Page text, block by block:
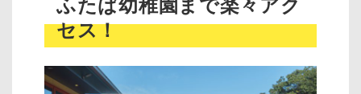
ふたば幼稚園まで楽々アク
セス！